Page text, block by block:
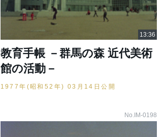
教育手帳 －群馬の森 近代美術
館の活動－
1977年(昭和52年) 03月14日公開
No.IM-0198